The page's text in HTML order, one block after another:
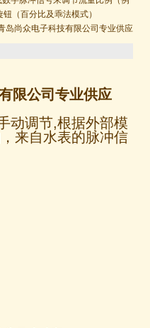
（百分比及乖法模式）
岛尚众电子科技有限公司专业供应
限公司专业供应
动调节,根据外部模
来自水表的脉冲信